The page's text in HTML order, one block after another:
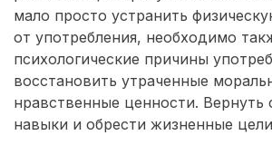
мало просто устранить
от употребления, необходимо
психологические причины
восстановить утраченные
нравственные ценности. Вернуть
навыки и обрести жизненные